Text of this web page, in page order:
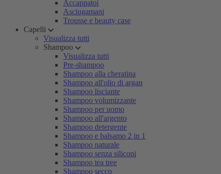
Accappatoi
Asciugamani
Trousse e beauty case
Capelli
Visualizza tutti
Shampoo
Visualizza tutti
Pre-shampoo
Shampoo alla cheratina
Shampoo all'olio di argan
Shampoo lisciante
Shampoo volumizzante
Shampoo per uomo
Shampoo all'argento
Shampoo detergente
Shampoo e balsamo 2 in 1
Shampoo naturale
Shampoo senza siliconi
Shampoo tea tree
Shampoo secco